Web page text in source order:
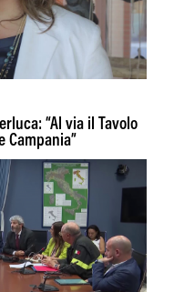
“Al via il Tavolo
Campania”